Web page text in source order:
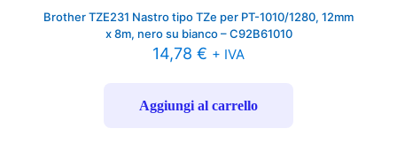
Brother TZE231 Nastro tipo TZe per PT-1010/1280, 12mm
x 8m, nero su bianco – C92B61010
14,78 € + IVA
Aggiungi al carrello